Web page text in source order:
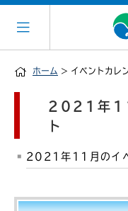
ホーム > イベントカレ
2021年11
ト
2021年11月のイベ